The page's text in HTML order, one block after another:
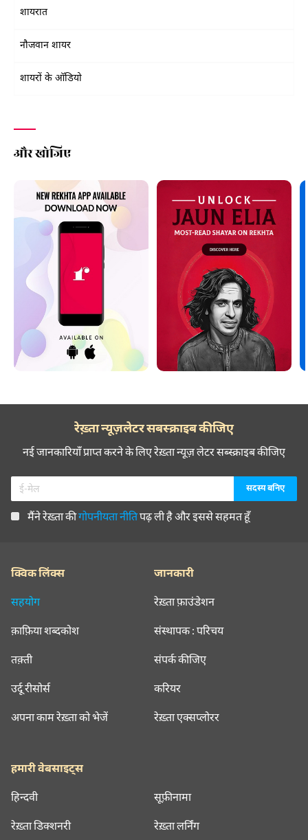
शायरात
नौजवान शायर
शायरों के ऑडियो
और खोजिए
रेख़्ता न्यूज़लेटर सबस्क्राइब कीजिए
नई जानकारियाँ प्राप्त करने के लिए रेख़्ता न्यूज़ लेटर सब्स्क्राइब कीजिए
मैंने रेख़्ता कीगोपनीयता नीतिपढ़ ली है और इससे सहमत हूँ
क्विक लिंक्स
सहयोग
क़ाफ़िया शब्दकोश
तक़्ती
उर्दू रीसोर्स
अपना काम रेख़्ता को भेजें
जानकारी
रेख़्ता फ़ाउंडेशन
संस्थापक : परिचय
संपर्क कीजिए
करियर
रेख़्ता एक्सप्लोरर
हमारी वेबसाइट्स
हिन्दवी सूफ़ीनामा
रेख़्ता डिक्शनरी रेख़्ता लर्निंग